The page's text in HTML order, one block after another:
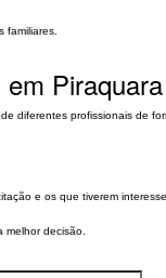
familiares.
profissionais de
e os que tiverem
decisão.